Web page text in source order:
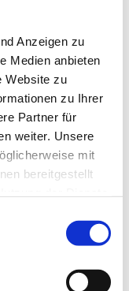
Anzeigen zu
Medien anbieten
Website zu
zu Ihrer
Partner für
weiter. Unsere
mit
bereitgestellt
Mail
140